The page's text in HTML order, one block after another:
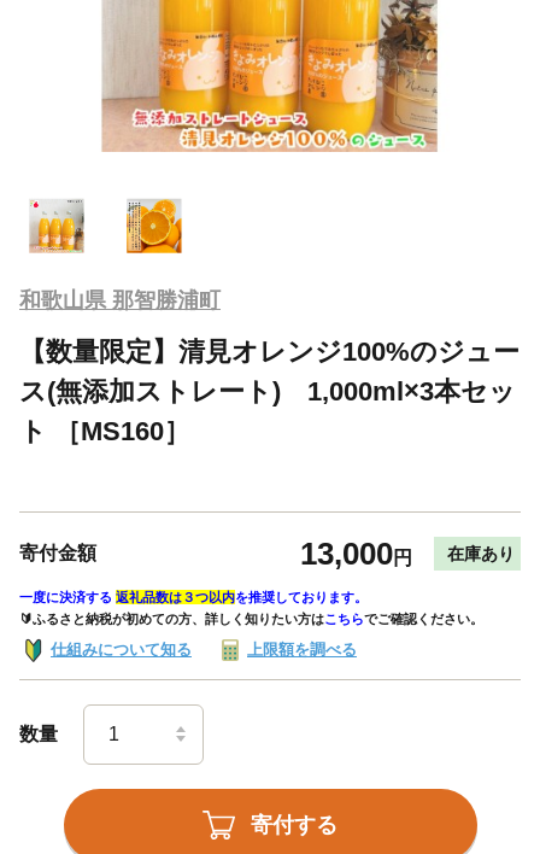
和歌山県 那智勝浦町
【数量限定】清見オレンジ100%のジュー
ス(無添加ストレート) 1,000ml×3本セッ
ト ［MS160］
寄付金額 13,000円 在庫あり
一度に決済する 返礼品数は３つ以内を推奨しております。
🔰ふるさと納税が初めての方、詳しく知りたい方はこちらでご確認ください。
仕組みについて知る 上限額を調べる
数量
寄付する